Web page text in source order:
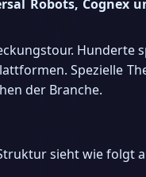
Robots, Cognex
Spezielle
der Branche.
sieht wie folgt